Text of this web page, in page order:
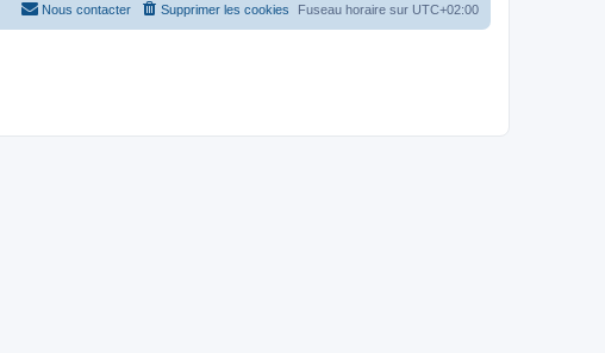
Fuseau horaire sur UTC+02:00
Supprimer les cookies
Nous contacter